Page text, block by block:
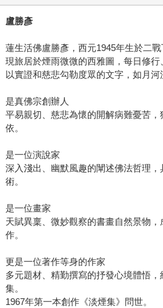
盧勝彥
蓮生活佛盧勝彥，西元1945年生於二戰
現旅居於煙雨微微的西雅圖，每日修行
以實證和慈悲勾勒度眾的文字，如月河
是真佛宗創辦人
平易親切、慈悲為懷的開解病難憂苦，
依。
是一位演說家
深入淺出、幽默風趣的闡述佛法哲理
術。
是一位畫家
天賦異稟、微妙觀察的書畫自然景物，
作。
更是一位著作等身的作家
多元題材、精勤撰寫的抒發心境體悟
集。
1967年第一本創作《淡煙集》問世。